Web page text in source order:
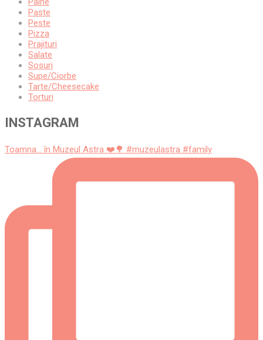
Paste
Peste
Pizza
Prajituri
Salate
Sosuri
Supe/Ciorbe
Tarte/Cheesecake
Torturi
INSTAGRAM
Toamna... în Muzeul Astra ❤️🌳 #muzeulastra #family